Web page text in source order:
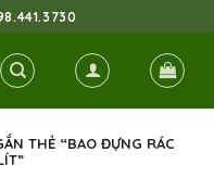
THẺ “BAO ĐỰNG RÁC